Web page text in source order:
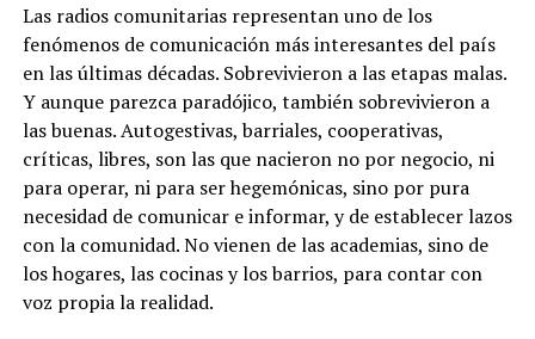
Las radios comunitarias representan uno de los
fenómenos de comunicación más interesantes del país
en las últimas décadas. Sobrevivieron a las etapas malas.
Y aunque parezca paradójico, también sobrevivieron a
las buenas. Autogestivas, barriales, cooperativas,
críticas, libres, son las que nacieron no por negocio, ni
para operar, ni para ser hegemónicas, sino por pura
necesidad de comunicar e informar, y de establecer lazos
con la comunidad. No vienen de las academias, sino de
los hogares, las cocinas y los barrios, para contar con
voz propia la realidad.